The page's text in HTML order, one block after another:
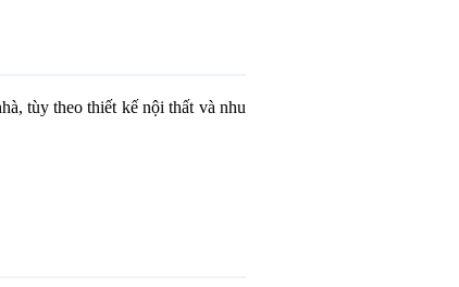
tùy theo thiết kế nội thất và nhu